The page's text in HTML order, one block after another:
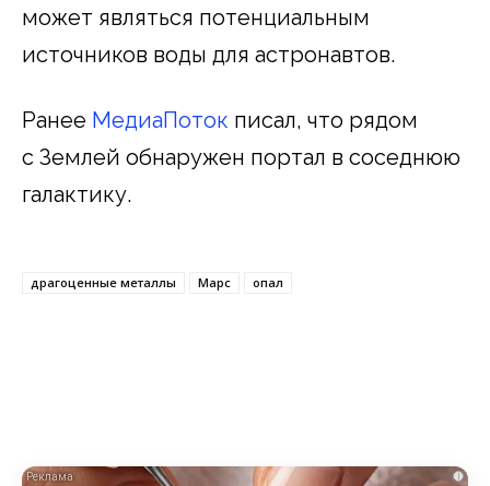
может являться потенциальным
источников воды для астронавтов.
Ранее МедиаПоток писал, что рядом
с Землей обнаружен портал в соседнюю
галактику.
драгоценные металлы Марс опал
i